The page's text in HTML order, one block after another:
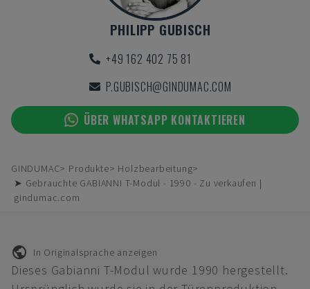
PHILIPP GUBISCH
+49 162 402 75 81
P.GUBISCH@GINDUMAC.COM
ÜBER WHATSAPP KONTAKTIEREN
GINDUMAC Produkte
Holzbearbeitung
➤ Gebrauchte GABIANNI T-Modul - 1990 - Zu verkaufen |
gindumac.com
In Originalsprache anzeigen
Dieses Gabianni T-Modul wurde 1990 hergestellt.